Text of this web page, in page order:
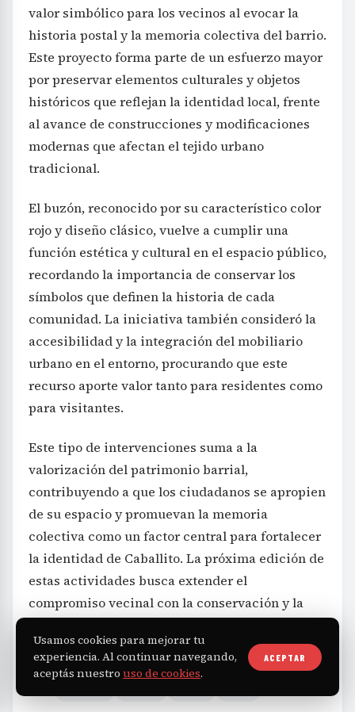
valor simbólico para los vecinos al evocar la
historia postal y la memoria colectiva del barrio.
Este proyecto forma parte de un esfuerzo mayor
por preservar elementos culturales y objetos
históricos que reflejan la identidad local, frente
al avance de construcciones y modificaciones
modernas que afectan el tejido urbano
tradicional.
El buzón, reconocido por su característico color
rojo y diseño clásico, vuelve a cumplir una
función estética y cultural en el espacio público,
recordando la importancia de conservar los
símbolos que definen la historia de cada
comunidad. La iniciativa también consideró la
accesibilidad y la integración del mobiliario
urbano en el entorno, procurando que este
recurso aporte valor tanto para residentes como
para visitantes.
Este tipo de intervenciones suma a la
valorización del patrimonio barrial,
contribuyendo a que los ciudadanos se apropien
de su espacio y promuevan la memoria
colectiva como un factor central para fortalecer
la identidad de Caballito. La próxima edición de
estas actividades busca extender el
compromiso vecinal con la conservación y la
Usamos cookies para mejorar tu
experiencia. Al continuar navegando,
aceptás nuestro uso de cookies.
ACEPTAR